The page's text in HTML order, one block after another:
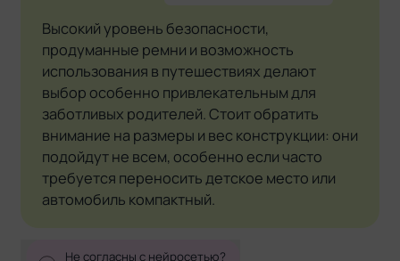
Высокий уровень безопасности,
продуманные ремни и возможность
использования в путешествиях делают
выбор особенно привлекательным для
заботливых родителей. Стоит обратить
внимание на размеры и вес конструкции: они
подойдут не всем, особенно если часто
требуется переносить детское место или
автомобиль компактный.
Не согласны с нейросетью?